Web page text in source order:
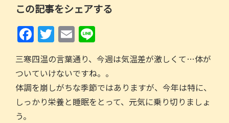
る
この記事をシェアする
F
a
c
e
b
T
w
itt
er
E
m
ai
l
n
e
三寒四温の言葉通り、今週は気温差が激しくて…体が
ついていけないですね。。
体調を崩しがちな季節ではありますが、今年は特に、
しっかり栄養と睡眠をとって、元気に乗り切りましょ
う。
ゲ
ー
シ
ョ
ン